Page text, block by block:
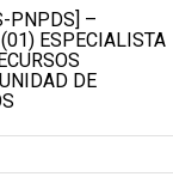
PNPDS] –
ESPECIALISTA
DE